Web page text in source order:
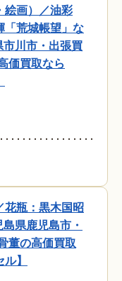
絵画）／油彩
「荒城帳望」な
市川市・出張買
価買取なら
花瓶：黒木国昭
県鹿児島市・
董の高価買取
】